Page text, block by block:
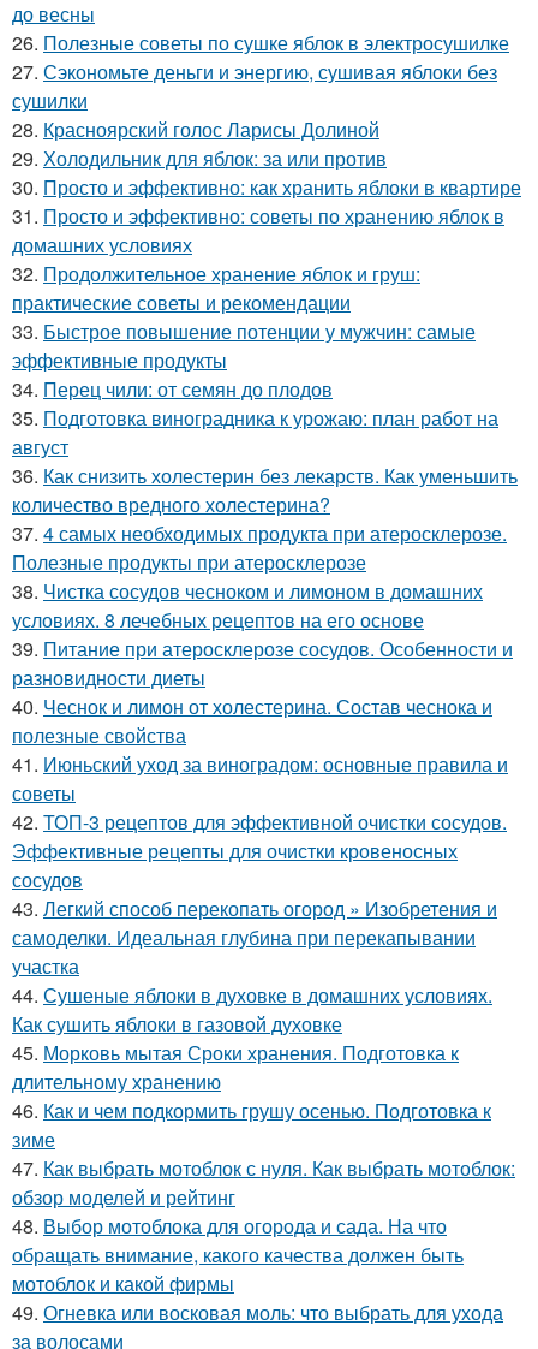
до весны
26. Полезные советы по сушке яблок в электросушилке
27. Сэкономьте деньги и энергию, сушивая яблоки без
сушилки
28. Красноярский голос Ларисы Долиной
29. Холодильник для яблок: за или против
30. Просто и эффективно: как хранить яблоки в квартире
31. Просто и эффективно: советы по хранению яблок в
домашних условиях
32. Продолжительное хранение яблок и груш:
практические советы и рекомендации
33. Быстрое повышение потенции у мужчин: самые
эффективные продукты
34. Перец чили: от семян до плодов
35. Подготовка виноградника к урожаю: план работ на
август
36. Как снизить холестерин без лекарств. Как уменьшить
количество вредного холестерина?
37. 4 самых необходимых продукта при атеросклерозе.
Полезные продукты при атеросклерозе
38. Чистка сосудов чесноком и лимоном в домашних
условиях. 8 лечебных рецептов на его основе
39. Питание при атеросклерозе сосудов. Особенности и
разновидности диеты
40. Чеснок и лимон от холестерина. Состав чеснока и
полезные свойства
41. Июньский уход за виноградом: основные правила и
советы
42. ТОП-3 рецептов для эффективной очистки сосудов.
Эффективные рецепты для очистки кровеносных
сосудов
43. Легкий способ перекопать огород » Изобретения и
самоделки. Идеальная глубина при перекапывании
участка
44. Сушеные яблоки в духовке в домашних условиях.
Как сушить яблоки в газовой духовке
45. Морковь мытая Сроки хранения. Подготовка к
длительному хранению
46. Как и чем подкормить грушу осенью. Подготовка к
зиме
47. Как выбрать мотоблок с нуля. Как выбрать мотоблок:
обзор моделей и рейтинг
48. Выбор мотоблока для огорода и сада. На что
обращать внимание, какого качества должен быть
мотоблок и какой фирмы
49. Огневка или восковая моль: что выбрать для ухода
за волосами